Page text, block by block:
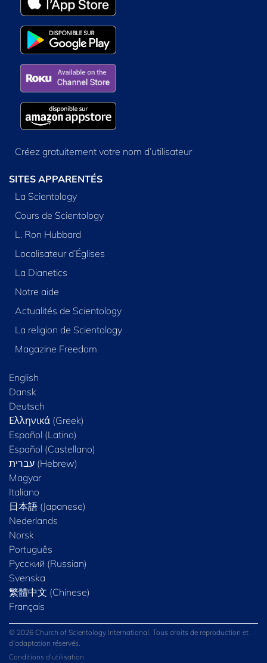
Créez gratuitement votre nom d’utilisateur
SITES APPARENTÉS
La Scientology
Cours de Scientology
L. Ron Hubbard
Localisateur d’Églises
La Dianetics
Notre aide
Actualités de Scientology
La religion de Scientology
Magazine Freedom
English
Dansk
Deutsch
Ελληνικά (Greek)
Español (Latino)
Español (Castellano)
Magyar
Italiano
日本語 (Japanese)
Nederlands
Norsk
Português
Русский (Russian)
Svenska
繁體中文 (Chinese)
Français
© 2026 Church of Scientology International. Tous droits de reproduction et
d’adaptation réservés.
Conditions d’utilisation